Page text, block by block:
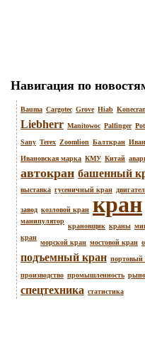
Навигация по
Bauma Cargotec Grove Hiab
Liebherr Manitowoc Palfinger
Sany Terex Zoomlion Балткран
Ивановская марка КМУ Китай
автокран башенный
выставка гусеничный кран
завод козловой кран кран
манипулятор крановщик краны
кран морской кран мостовой кран
подъемный кран портовый
производство промышленность
спецтехника статистика